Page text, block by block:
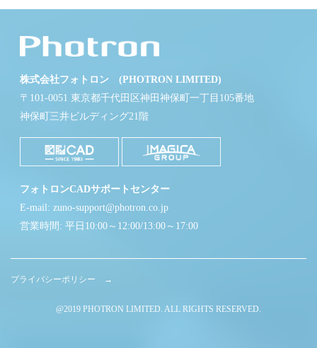
株式会社フォトロン (PHOTRON LIMITED)
〒101-0051 東京都千代田区神田神保町一丁目105番地
神保町三井ビルディング21階
フォトロンCADサポートセンター
E-mail: zuno-support@photron.co.jp
営業時間: 平日10:00～12:00/13:00～17:00
プライバシーポリシー →
@2019 PHOTRON LIMITED. ALL RIGHTS RESERVED.